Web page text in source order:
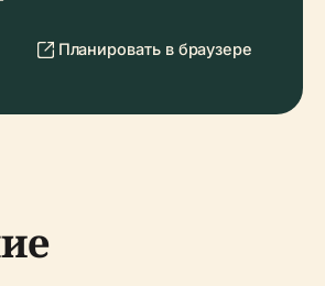
Планировать в браузере